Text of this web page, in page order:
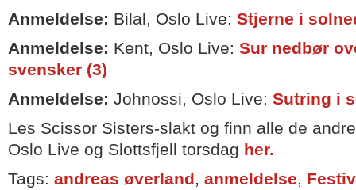
Anmeldelse: Bilal, Oslo Live: Stjerne i
Anmeldelse: Kent, Oslo Live: Sur nedbør
svensker (3)
Anmeldelse: Johnossi, Oslo Live: Sutring i
Les Scissor Sisters-slakt og finn alle de
Oslo Live og Slottsfjell torsdag her.
Tags: andreas øverland, anmeldelse,